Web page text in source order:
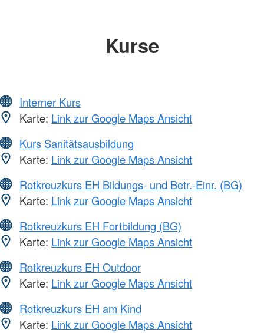
Kurse
Interner Kurs
Karte: Link zur Google Maps Ansicht
Kurs Sanitätsausbildung
Karte: Link zur Google Maps Ansicht
Rotkreuzkurs EH Bildungs- und Betr.-Einr. (BG)
Karte: Link zur Google Maps Ansicht
Rotkreuzkurs EH Fortbildung (BG)
Karte: Link zur Google Maps Ansicht
Rotkreuzkurs EH Outdoor
Karte: Link zur Google Maps Ansicht
Rotkreuzkurs EH am Kind
Karte: Link zur Google Maps Ansicht